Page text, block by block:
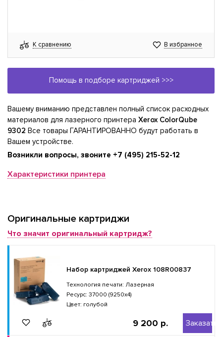
К сравнению В избранное
Помощь в подборе картриджей >>>
Вашему вниманию представлен полный список расходных
материалов для лазерного принтера Xerox ColorQube
9302 Все товары ГАРАНТИРОВАННО будут работать в
Вашем устройстве.
Возникли вопросы, звоните +7 (495) 215-52-12
Характеристики принтера
Оригинальные картриджи
Что значит оригинальный картридж?
Набор картриджей Xerox 108R00837
Технология печати: Лазерная
Ресурс: 37000 (9250x4)
Цвет: голубой
9 200 р. Заказать